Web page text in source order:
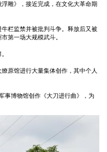
雕》，接近完成，在文化大革命期
栏监禁并被批判斗争。释放后又被
第一场大规模武斗。
原馆进行大量集体创作，其中个人
博物馆创作《大刀进行曲》，为